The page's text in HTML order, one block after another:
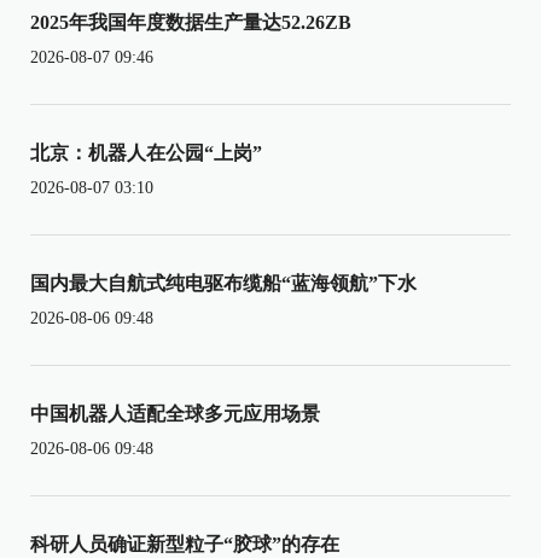
2025年我国年度数据生产量达52.26ZB
2026-08-07 09:46
北京：机器人在公园“上岗”
2026-08-07 03:10
国内最大自航式纯电驱布缆船“蓝海领航”下水
2026-08-06 09:48
中国机器人适配全球多元应用场景
2026-08-06 09:48
科研人员确证新型粒子“胶球”的存在